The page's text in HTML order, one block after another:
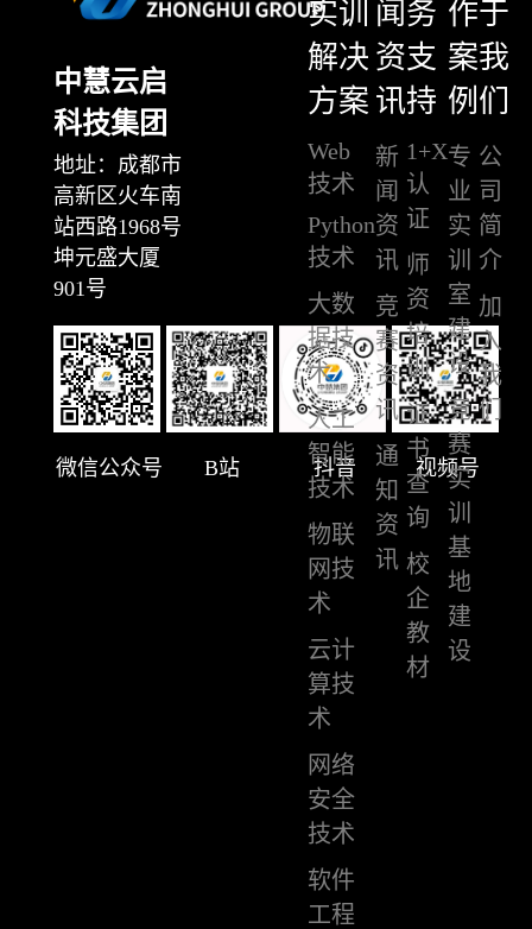
中慧云启
科技集团
地址：成都市
高新区火车南
站西路1968号
坤元盛大厦
901号
微信公众号 B站 抖音 视频号
实训
解决
方案
Web
技术
Python
技术
大数
据技
术
人工
智能
技术
物联
网技
术
云计
算技
术
网络
安全
技术
软件
工程
闻
资
讯
新
闻
资
讯
竞
赛
资
讯
通
知
资
讯
务
支
持
1+X
认
证
师
资
培
训
证
书
查
询
校
企
教
材
作
案
例
专
业
实
训
室
建
设
竞
赛
实
训
基
地
建
设
于
我
们
公
司
简
介
加
入
我
们